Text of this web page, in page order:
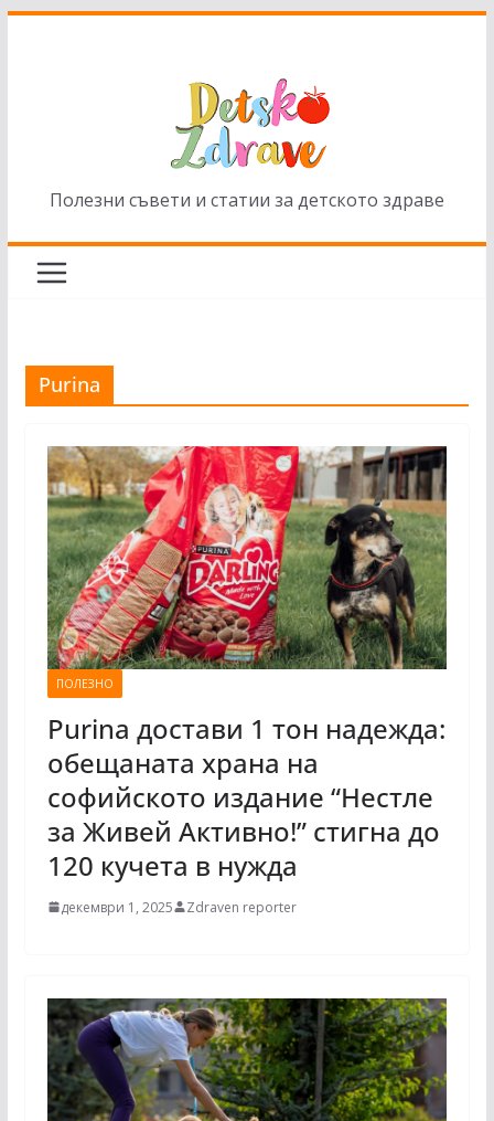
Полезни съвети и статии за детското здраве
Purina
ПОЛЕЗНО
Purina достави 1 тон надежда:
обещаната храна на
софийското издание “Нестле
за Живей Активно!” стигна до
120 кучета в нужда
декември 1, 2025 Zdraven reporter